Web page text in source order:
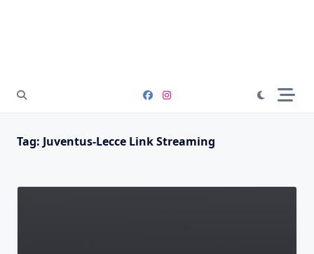
Tag: Juventus-Lecce Link Streaming